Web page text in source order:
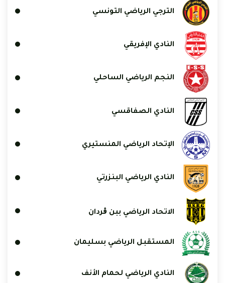
الترجي الرياضي التونسي
النادي الإفريقي
النجم الرياضي الساحلي
النادي الصفاقسي
الإتحاد الرياضي المنستيري
النادي الرياضي البنزرتي
الاتحاد الرياضي ببن ڨردان
المستقبل الرياضي بسليمان
النادي الرياضي لحمام الأنف